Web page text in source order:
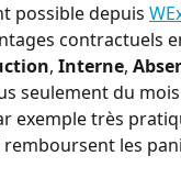
possible depuis
contractuels
, Interne,
seulement du mois
exemple très
les